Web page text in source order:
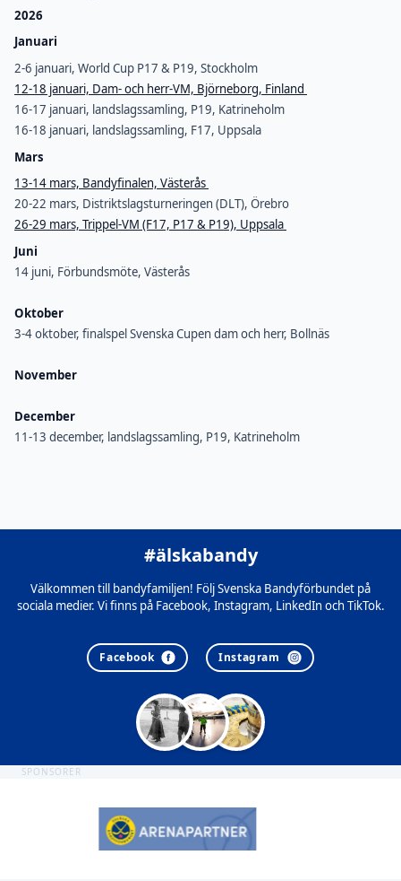
2026
Januari
2-6 januari, World Cup P17 & P19, Stockholm
12-18 januari, Dam- och herr-VM, Björneborg, Finland
16-17 januari, landslagssamling, P19, Katrineholm
16-18 januari, landslagssamling, F17, Uppsala
Mars
13-14 mars, Bandyfinalen, Västerås
20-22 mars, Distriktslagsturneringen (DLT), Örebro
26-29 mars, Trippel-VM (F17, P17 & P19), Uppsala
Juni
14 juni, Förbundsmöte, Västerås
Oktober
3-4 oktober, finalspel Svenska Cupen dam och herr, Bollnäs
November
December
11-13 december, landslagssamling, P19, Katrineholm
#älskabandy
Välkommen till bandyfamiljen! Följ Svenska Bandyförbundet på
sociala medier. Vi finns på Facebook, Instagram, LinkedIn och TikTok.
Facebook Instagram
SPONSORER